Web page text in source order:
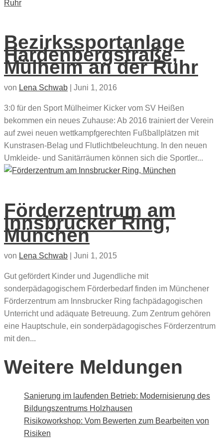
Bezirkssportanlage
Hardenbergstraße,
Mülheim an der Ruhr
von Lena Schwab Juni 1, 2016
3:0 für den Sport Mülheimer Kicker vom SV Heißen
bekommen ein neues Zuhause: Ab 2016 trainiert der Verein
auf zwei neuen wettkampfgerechten Fußballplätzen mit
Kunstrasen-Belag und Flutlichtbeleuchtung. In den neuen
Umkleide- und Sanitärräumen können sich die Sportler...
Förderzentrum am
Innsbrucker Ring,
München
von Lena Schwab Juni 1, 2015
Gut gefördert Kinder und Jugendliche mit
sonderpädagogischem Förderbedarf finden im Münchener
Förderzentrum am Innsbrucker Ring fachpädagogischen
Unterricht und adäquate Betreuung. Zum Zentrum gehören
eine Hauptschule, ein sonderpädagogisches Förderzentrum
mit den...
Weitere Meldungen
Sanierung im laufenden Betrieb: Modernisierung des
Bildungszentrums Holzhausen
Risikoworkshop: Vom Bewerten zum Bearbeiten von
Risiken